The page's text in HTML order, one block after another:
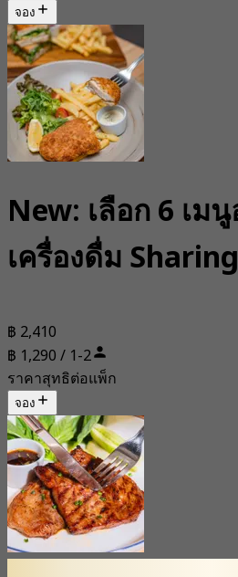
จอง
New: เลือก 6 เม
เครื่องดื่ม
฿ 2,410
฿ 1,290 / 1-2
ราคาสุทธิต่อแพ็ก
จอง